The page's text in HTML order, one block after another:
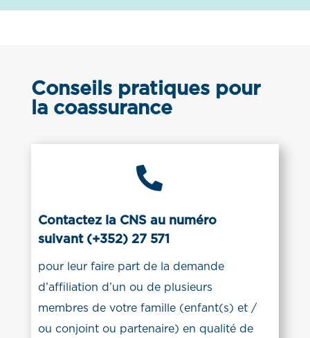
Conseils pratiques pour
la coassurance

Contactez la CNS au numéro
suivant (+352) 27 571
pour leur faire part de la demande
d’affiliation d’un ou de plusieurs
membres de votre famille (enfant(s) et /
ou conjoint ou partenaire) en qualité de